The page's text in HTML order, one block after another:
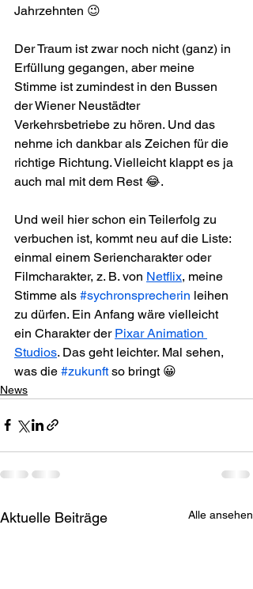
Jahrzehnten 😉
Der Traum ist zwar noch nicht (ganz) in
Erfüllung gegangen, aber meine
Stimme ist zumindest in den Bussen
der Wiener Neustädter
Verkehrsbetriebe zu hören. Und das
nehme ich dankbar als Zeichen für die
richtige Richtung. Vielleicht klappt es ja
auch mal mit dem Rest 😂.
Und weil hier schon ein Teilerfolg zu
verbuchen ist, kommt neu auf die Liste:
einmal einem Seriencharakter oder
Filmcharakter, z. B. von Netflix, meine
Stimme als #sychronsprecherin leihen
zu dürfen. Ein Anfang wäre vielleicht
ein Charakter der Pixar Animation
Studios. Das geht leichter. Mal sehen,
was die #zukunft so bringt 😀
News
Aktuelle Beiträge Alle ansehen